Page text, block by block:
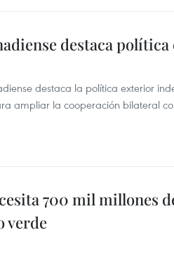
destaca
destaca la política exterior
ampliar la cooperación bilateral
700 mil millones
verde